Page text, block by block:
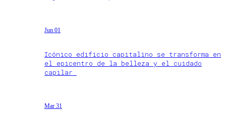
Jun 01
Icónico edificio capitalino se transforma en
el epicentro de la belleza y el cuidado
capilar
Mar 31